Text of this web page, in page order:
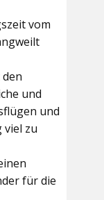
vom
und
und
viel zu
für die